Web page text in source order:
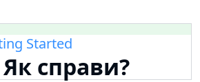
Started
справи?